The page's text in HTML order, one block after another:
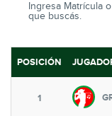
Ingresa Matrícula
que buscás.
POSICIÓN
1